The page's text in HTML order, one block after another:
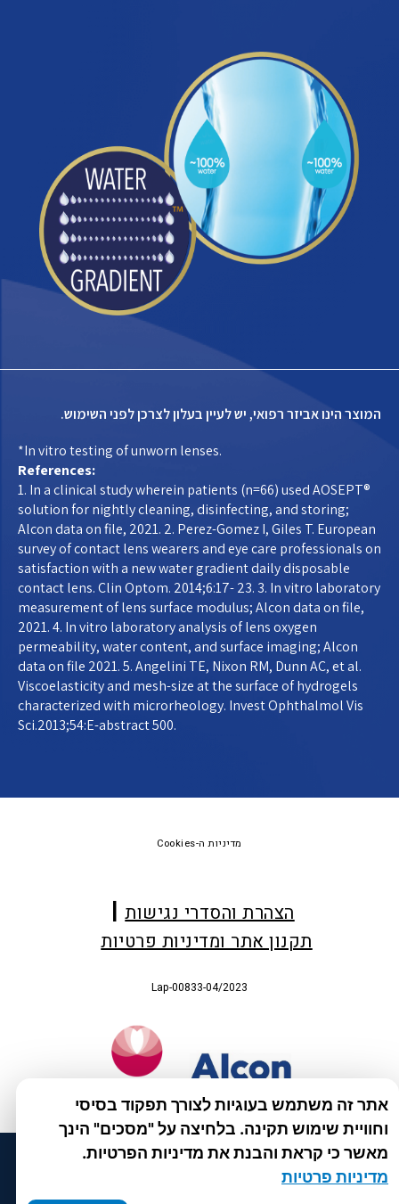
המוצר הינו אביזר רפואי, יש לעיין בעלון לצרכן לפני השימוש.
*In vitro testing of unworn lenses.
References:
1. In a clinical study wherein patients (n=66) used AOSEPT®
solution for nightly cleaning, disinfecting, and storing;
Alcon data on file, 2021. 2. Perez-Gomez I, Giles T. European
survey of contact lens wearers and eye care professionals on
satisfaction with a new water gradient daily disposable
contact lens. Clin Optom. 2014;6:17- 23. 3. In vitro laboratory
measurement of lens surface modulus; Alcon data on file,
2021. 4. In vitro laboratory analysis of lens oxygen
permeability, water content, and surface imaging; Alcon
data on file 2021. 5. Angelini TE, Nixon RM, Dunn AC, et al.
Viscoelasticity and mesh-size at the surface of hydrogels
characterized with microrheology. Invest Ophthalmol Vis
Sci.2013;54:E-abstract 500.
הצהרת והסדרי נגישות
תקנון אתר ומדיניות פרטיות
Lap-00833-04/2023
מדיניות ה-Cookies
אתר זה משתמש בעוגיות לצורך תפקוד בסיסי
וחוויית שימוש תקינה. בלחיצה על "מסכים" הינך
מאשר כי קראת והבנת את מדיניות הפרטיות.
מדיניות פרטיות
עוד מקבוצת לפידות :
יוטיפרו פלוס | קוקידנט |